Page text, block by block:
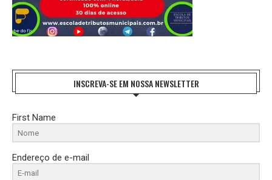
INSCREVA-SE EM NOSSA NEWSLETTER
First Name
Endereço de e-mail